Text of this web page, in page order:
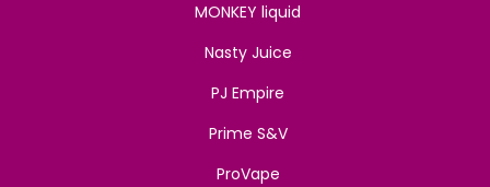
MONKEY liquid
Nasty Juice
PJ Empire
Prime S&V
ProVape